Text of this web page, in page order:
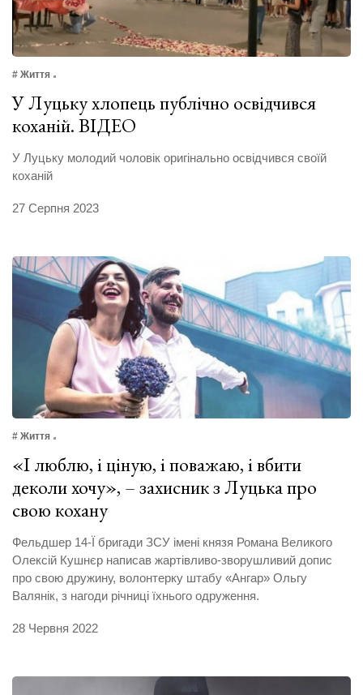
# Життя
У Луцьку хлопець публічно освідчився
коханій. ВІДЕО
У Луцьку молодий чоловік оригінально освідчився своїй
коханій
27 Серпня 2023
# Життя
«І люблю, і ціную, і поважаю, і вбити
деколи хочу», – захисник з Луцька про
свою кохану
Фельдшер 14-Ї бригади ЗСУ імені князя Романа Великого
Олексій Кушнєр написав жартівливо-зворушливий допис
про свою дружину, волонтерку штабу «Ангар» Ольгу
Валянік, з нагоди річниці їхнього одруження.
28 Червня 2022